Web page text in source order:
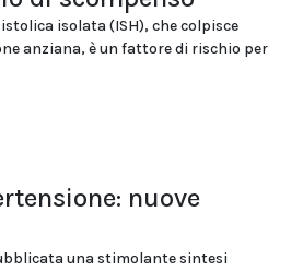
isolata (ISH), che colpisce
anziana, è un fattore di rischio per
nuove
una stimolante sintesi